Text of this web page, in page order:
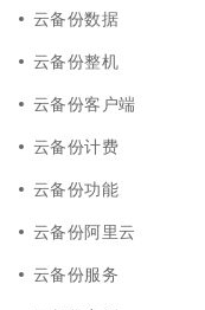
云备份数据
云备份整机
云备份客户端
云备份计费
云备份功能
云备份阿里云
云备份服务